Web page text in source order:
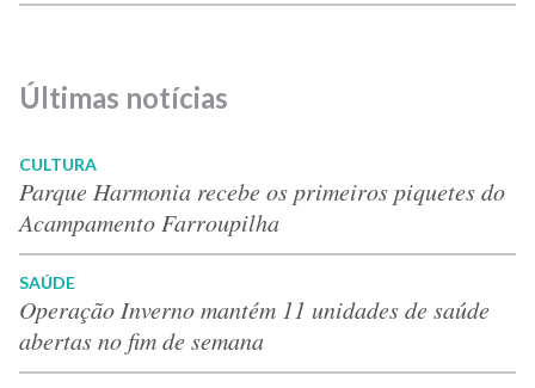
Últimas notícias
CULTURA
Parque Harmonia recebe os primeiros piquetes do
Acampamento Farroupilha
SAÚDE
Operação Inverno mantém 11 unidades de saúde
abertas no fim de semana